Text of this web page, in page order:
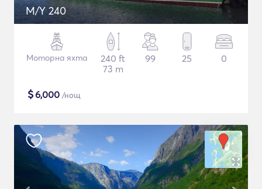
M/Y 240
Моторна яхта
240 ft
73 m
99 25 0
$6,000 /нощ